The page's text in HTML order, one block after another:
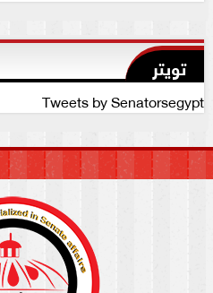
تويتر
Tweets by Senatorsegypt